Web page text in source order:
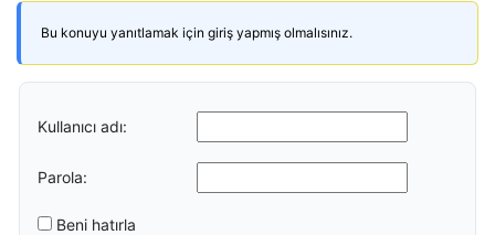
Bu konuyu yanıtlamak için giriş yapmış olmalısınız.
Kullanıcı adı:
Parola:
Beni hatırla